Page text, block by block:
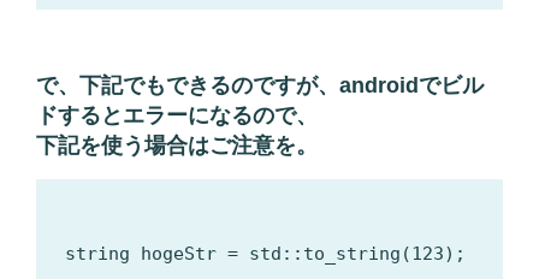
で、下記でもできるのですが、androidでビル
ドするとエラーになるので、
下記を使う場合はご注意を。
string hogeStr = std::to_string(123);